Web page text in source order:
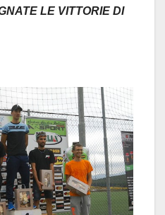
LE VITTORIE DI